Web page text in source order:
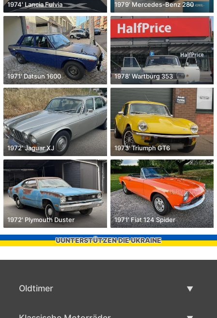
1974' Lancia Fulvia 1979' Mercedes-Benz 280
1971' Datsun 1600 1978' Wartburg 353
1972' Jaguar XJ 1973' Triumph GT6
1972' Plymouth Duster 1971' Fiat 124 Spider
UUNTERSTÜTZEN DIE UKRAINE
Oldtimer